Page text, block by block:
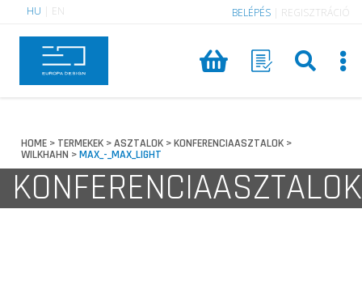
HU EN BELÉPÉS REGISZTRÁCIÓ
HOME > TERMEKEK >ASZTALOK >KONFERENCIAASZTALOK >
WILKHAHN >MAX_-_MAX_LIGHT
KONFERENCIAASZTALOK